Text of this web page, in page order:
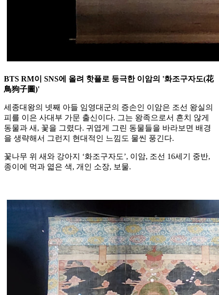
BTS RM이 SNS에 올려 핫플로 등극한 이암의 '화조구자도(花
鳥狗子圖)'
세종대왕의 넷째 아들 임영대군의 증손인 이암은 조선 왕실의
피를 이은 사대부 가문 출신이다. 그는 왕족으로서 흔치 않게
동물과 새, 꽃을 그렸다. 귀엽게 그린 동물들을 바라보면 배경
을 생략해서 그런지 현대적인 느낌도 물씬 풍긴다.
꽃나무 위 새와 강아지 ‘화조구자도’, 이암, 조선 16세기 중반,
종이에 먹과 엷은 색, 개인 소장, 보물.